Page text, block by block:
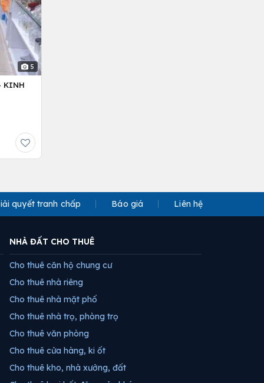
5
KINH
quyết tranh chấp Báo giá Liên hệ
NHÀ ĐẤT CHO THUÊ
Cho thuê căn hộ chung cư
Cho thuê nhà riêng
Cho thuê nhà mặt phố
Cho thuê nhà trọ, phòng trọ
Cho thuê văn phòng
Cho thuê cửa hàng, ki ốt
Cho thuê kho, nhà xưởng, đất